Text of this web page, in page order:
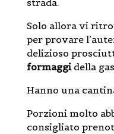
strada.
Solo allora vi
per provare
delizioso
formaggidella
Hanno una
Porzioni molto
consigliato